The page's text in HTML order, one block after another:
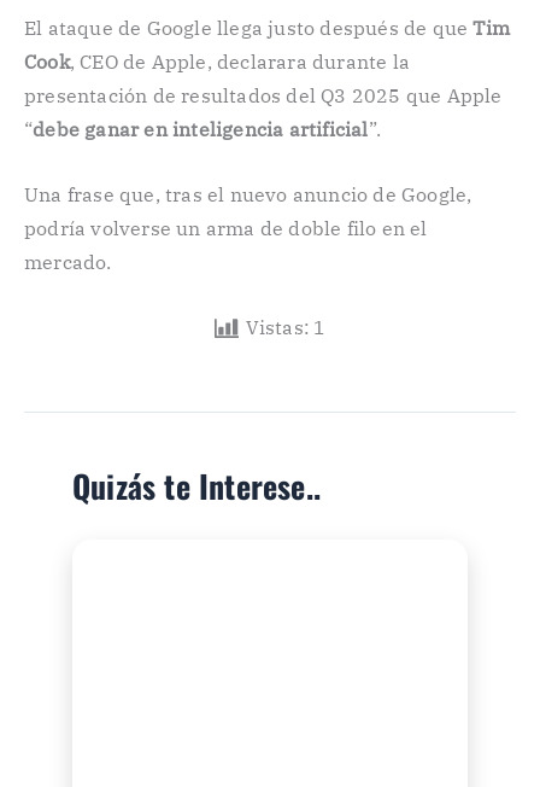
El ataque de Google llega justo después de queTim
Cook, CEO de Apple, declarara durante la
presentación de resultados del Q3 2025 que Apple
“debe ganar en inteligencia artificial”.
Una frase que, tras el nuevo anuncio de Google,
podría volverse un arma de doble filo en el
mercado.
Vistas: 1
Quizás te Interese..